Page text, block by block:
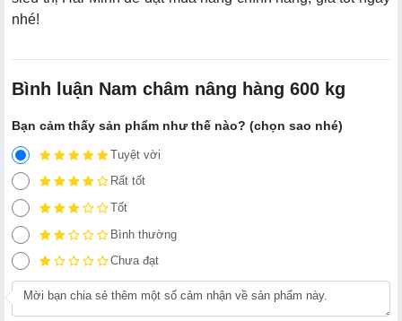
nhé!
Bình luận Nam châm nâng hàng 600 kg
Bạn cảm thấy sản phẩm như thế nào? (chọn sao nhé)
Tuyệt vời
Rất tốt
Tốt
Bình thường
Chưa đạt